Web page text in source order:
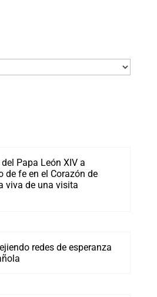
Papa León XIV a
de fe en el Corazón de
viva de una visita
redes de esperanza